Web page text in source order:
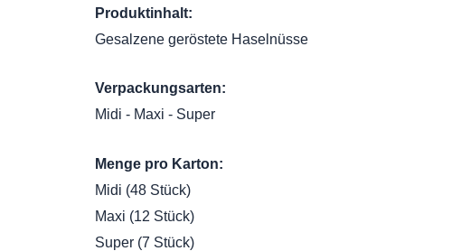
Produktinhalt:
Gesalzene geröstete Haselnüsse
Verpackungsarten:
Midi - Maxi - Super
Menge pro Karton:
Midi (48 Stück)
Maxi (12 Stück)
Super (7 Stück)